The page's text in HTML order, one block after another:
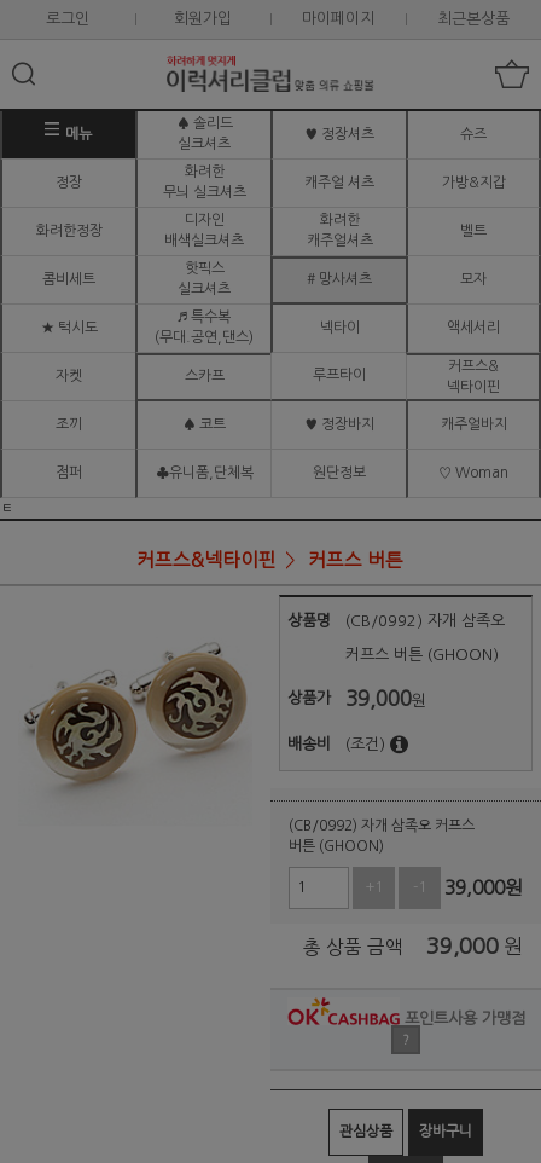
로그인 회원가입 마이페이지 최근본상품
메뉴
♠ 솔리드
실크셔츠
♥ 정장셔츠 슈즈
정장
화려한
무늬 실크셔츠
캐주얼 셔츠 가방&지갑
화려한정장
디자인
배색실크셔츠
화려한
캐주얼셔츠
벨트
콤비세트
핫픽스
실크셔츠
# 망사셔츠 모자
★ 턱시도
♬ 특수복
(무대.공연,댄스)
넥타이 액세서리
자켓 스카프 루프타이
커프스&
넥타이핀
조끼 ♠ 코트 ♥ 정장바지 캐주얼바지
점퍼 ♣유니폼,단체복 원단정보 ♡ Woman
ㅌ
커프스&넥타이핀 커프스 버튼
상품명 (CB/0992) 자개 삼족오
커프스 버튼 (GHOON)
상품가 39,000원
배송비 (조건)
(CB/0992) 자개 삼족오 커프스
버튼 (GHOON)
+1 -1 39,000원
총 상품 금액 39,000 원
포인트사용 가맹점
?
관심상품 장바구니